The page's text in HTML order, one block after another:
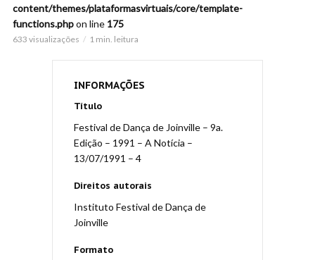
content/themes/plataformasvirtuais/core/template-
functions.phpon line 175
633 visualizações 1 min. leitura
INFORMAÇÕES
Título
Festival de Dança de Joinville – 9a.
Edição – 1991 – A Notícia –
13/07/1991 – 4
Direitos autorais
Instituto Festival de Dança de
Joinville
Formato